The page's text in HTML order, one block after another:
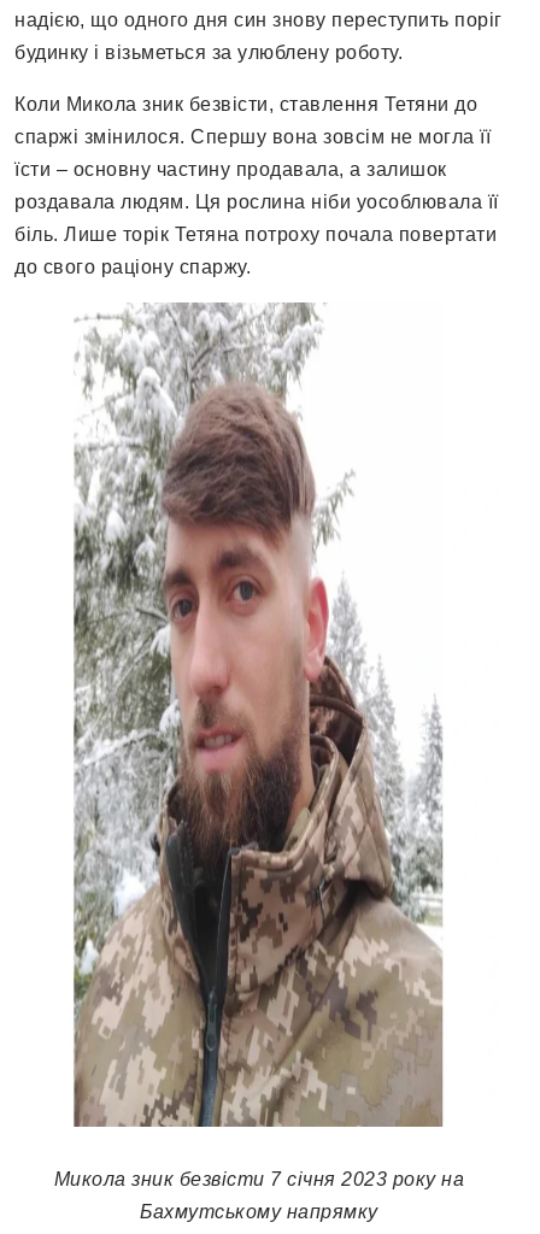
надією, що одного дня син знову переступить поріг
будинку і візьметься за улюблену роботу.
Коли Микола зник безвісти, ставлення Тетяни до
спаржі змінилося. Спершу вона зовсім не могла її
їсти – основну частину продавала, а залишок
роздавала людям. Ця рослина ніби уособлювала її
біль. Лише торік Тетяна потроху почала повертати
до свого раціону спаржу.
Микола зник безвісти 7 січня 2023 року на
Бахмутському напрямку